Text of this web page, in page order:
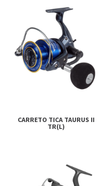
CARRETO TICA TAURUS II
TR(L)